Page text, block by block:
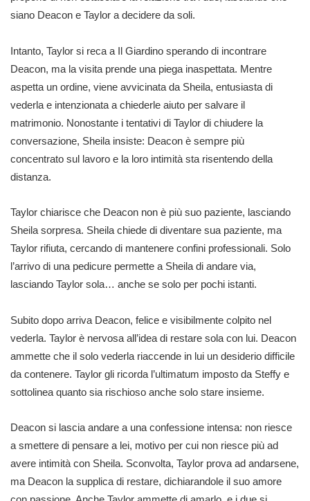
siano Deacon e Taylor a decidere da soli.
Intanto, Taylor si reca a Il Giardino sperando di incontrare
Deacon, ma la visita prende una piega inaspettata. Mentre
aspetta un ordine, viene avvicinata da Sheila, entusiasta di
vederla e intenzionata a chiederle aiuto per salvare il
matrimonio. Nonostante i tentativi di Taylor di chiudere la
conversazione, Sheila insiste: Deacon è sempre più
concentrato sul lavoro e la loro intimità sta risentendo della
distanza.
Taylor chiarisce che Deacon non è più suo paziente, lasciando
Sheila sorpresa. Sheila chiede di diventare sua paziente, ma
Taylor rifiuta, cercando di mantenere confini professionali. Solo
l’arrivo di una pedicure permette a Sheila di andare via,
lasciando Taylor sola… anche se solo per pochi istanti.
Subito dopo arriva Deacon, felice e visibilmente colpito nel
vederla. Taylor è nervosa all’idea di restare sola con lui. Deacon
ammette che il solo vederla riaccende in lui un desiderio difficile
da contenere. Taylor gli ricorda l’ultimatum imposto da Steffy e
sottolinea quanto sia rischioso anche solo stare insieme.
Deacon si lascia andare a una confessione intensa: non riesce
a smettere di pensare a lei, motivo per cui non riesce più ad
avere intimità con Sheila. Sconvolta, Taylor prova ad andarsene,
ma Deacon la supplica di restare, dichiarandole il suo amore